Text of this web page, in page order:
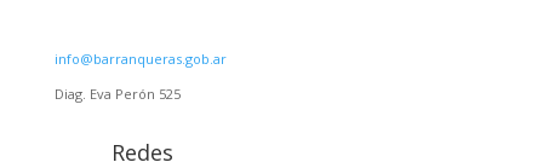
info@barranqueras.gob.ar
Diag. Eva Perón 525
Redes